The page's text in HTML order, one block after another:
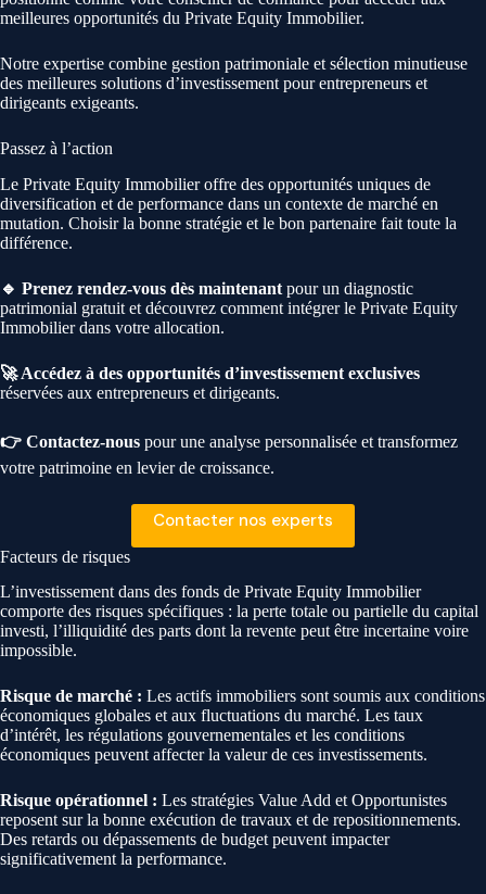
meilleures opportunités du Private Equity Immobilier.
Notre expertise combine gestion patrimoniale et sélection minutieuse
des meilleures solutions d’investissement pour entrepreneurs et
dirigeants exigeants.
Passez à l’action
Le Private Equity Immobilier offre des opportunités uniques de
diversification et de performance dans un contexte de marché en
mutation. Choisir la bonne stratégie et le bon partenaire fait toute la
différence.
🔹 Prenez rendez-vous dès maintenant pour un diagnostic
patrimonial gratuit et découvrez comment intégrer le Private Equity
Immobilier dans votre allocation.
🚀 Accédez à des opportunités d’investissement exclusives
réservées aux entrepreneurs et dirigeants.
👉 Contactez-nous pour une analyse personnalisée et transformez
votre patrimoine en levier de croissance.
Contacter nos experts
Facteurs de risques
L’investissement dans des fonds de Private Equity Immobilier
comporte des risques spécifiques : la perte totale ou partielle du capital
investi, l’illiquidité des parts dont la revente peut être incertaine voire
impossible.
Risque de marché : Les actifs immobiliers sont soumis aux conditions
économiques globales et aux fluctuations du marché. Les taux
d’intérêt, les régulations gouvernementales et les conditions
économiques peuvent affecter la valeur de ces investissements.
Risque opérationnel : Les stratégies Value Add et Opportunistes
reposent sur la bonne exécution de travaux et de repositionnements.
Des retards ou dépassements de budget peuvent impacter
significativement la performance.